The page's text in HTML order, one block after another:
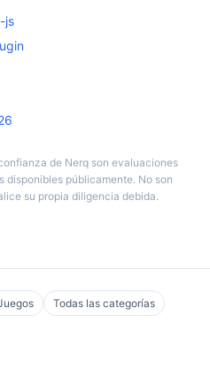
js
de Nerq son evaluaciones
disponibles públicamente. No son
su propia diligencia debida.
Todas las categorías